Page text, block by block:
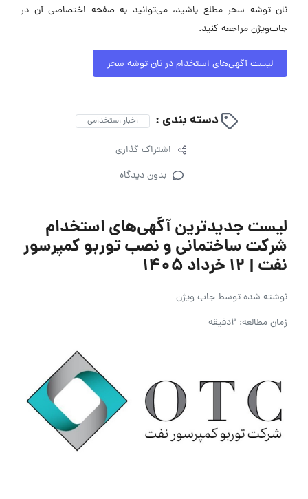
نان توشه سحر مطلع باشید، می‌توانید به صفحه اختصاصی آن در
جاب‌ویژن مراجعه کنید.
لیست آگهی‌های استخدام در نان توشه سحر
دسته بندی : اخبار استخدامی
اشتراک گذاری
بدون دیدگاه
لیست جدیدترین آگهی‌های استخدام
شرکت ساختمانی و نصب توربو کمپرسور
نفت | 12 خرداد ۱۴۰۵
نوشته شده توسطجاب ویژن
زمان مطالعه: 2دقیقه